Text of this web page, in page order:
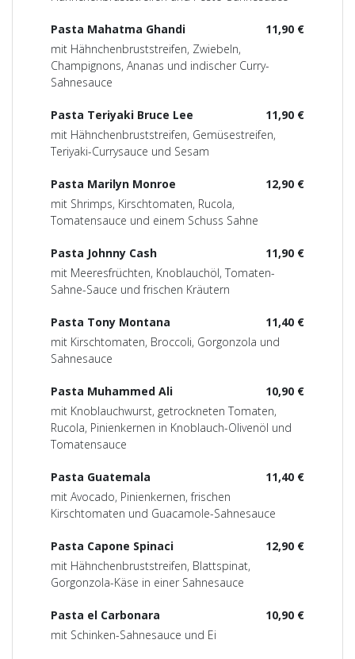
11,90 €
Pasta Mahatma Ghandi
mit Hähnchenbruststreifen, Zwiebeln,
Champignons, Ananas und indischer Curry-
Sahnesauce
11,90 €
Pasta Teriyaki Bruce Lee
mit Hähnchenbruststreifen, Gemüsestreifen,
Teriyaki-Currysauce und Sesam
12,90 €
Pasta Marilyn Monroe
mit Shrimps, Kirschtomaten, Rucola,
Tomatensauce und einem Schuss Sahne
11,90 €
Pasta Johnny Cash
mit Meeresfrüchten, Knoblauchöl, Tomaten-
Sahne-Sauce und frischen Kräutern
11,40 €
Pasta Tony Montana
mit Kirschtomaten, Broccoli, Gorgonzola und
Sahnesauce
10,90 €
Pasta Muhammed Ali
mit Knoblauchwurst, getrockneten Tomaten,
Rucola, Pinienkernen in Knoblauch-Olivenöl und
Tomatensauce
11,40 €
Pasta Guatemala
mit Avocado, Pinienkernen, frischen
Kirschtomaten und Guacamole-Sahnesauce
12,90 €
Pasta Capone Spinaci
mit Hähnchenbruststreifen, Blattspinat,
Gorgonzola-Käse in einer Sahnesauce
10,90 €
Pasta el Carbonara
mit Schinken-Sahnesauce und Ei